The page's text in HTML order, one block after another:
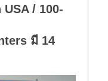
/ 100-
มี 14